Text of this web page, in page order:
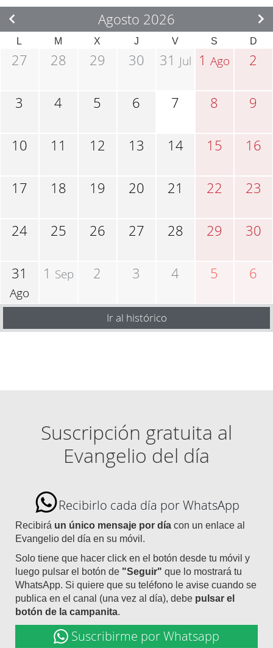
Agosto 2026
L M X J V S D
27 28 29 30 31 Jul 1Ago 2
3 4 5 6 7 8 9
10 11 12 13 14 15 16
17 18 19 20 21 22 23
24 25 26 27 28 29 30
31
Ago
1 Sep 2 3 4 5 6
Ir al histórico
Suscripción gratuita al
Evangelio del día
Recibirlo cada día por WhatsApp
Recibirá un único mensaje por día con un enlace al
Evangelio del día en su móvil.
Solo tiene que hacer click en el botón desde tu móvil y
luego pulsar el botón de "Seguir" que lo mostrará tu
WhatsApp. Si quiere que su teléfono le avise cuando se
publica en el canal (una vez al día), debe pulsar el
botón de la campanita.
Suscribirme por Whatsapp